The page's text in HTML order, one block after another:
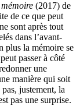
(2017) de
de ce que peut
sont après tout
dans l’avant-
plus la mémoire se
passer à côté
une
manière qui soit
justement, la
pas une surprise.